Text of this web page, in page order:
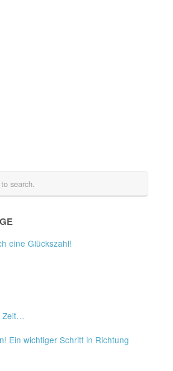
eine Glückszahl!
Zeit…
Ein wichtiger Schritt in Richtung